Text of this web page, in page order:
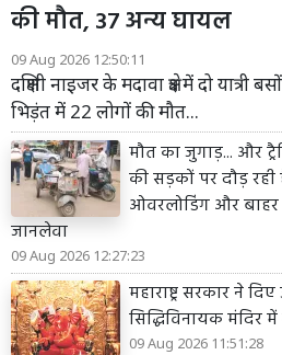
की मौत, 37 अन्य घायल
09 Aug 2026 12:50:11
दक्षिणी नाइजर के मदावा क्षेत्र में दो
भिड़ंत में 22 लोगों की मौत...
मौत का जुगाड़... और
की सड़कों पर दौड़ रही
ओवरलोडिंग और
जानलेवा
09 Aug 2026 12:27:23
महाराष्ट्र सरकार ने
सिद्धिविनायक मंदिर
09 Aug 2026 11:51:28